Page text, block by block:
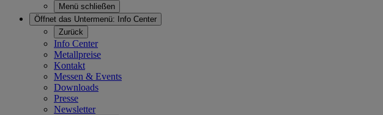
Menü schließen
Öffnet das Untermenü:
Info Center
Zurück
Info Center
Metallpreise
Kontakt
Messen & Events
Downloads
Presse
Newsletter